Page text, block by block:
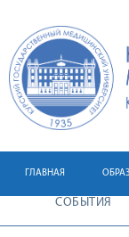
ГЛАВНАЯ
СОБЫТИЯ